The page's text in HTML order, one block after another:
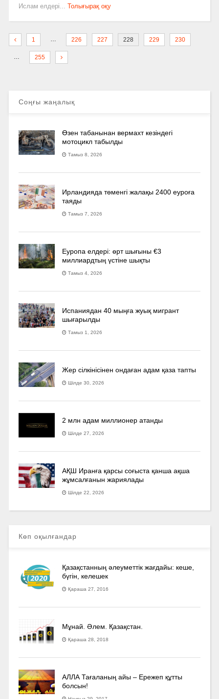
Ислам елдері...
Толығырақ оқу
1 226 227 228 229 230
255
Соңғы жаңалық
Өзен табанынан вермахт кезіндегі
мотоцикл табылды
Тамыз 8, 2026
Ирландияда төменгі жалақы 2400 еуроға
таяды
Тамыз 7, 2026
Еуропа елдері: өрт шығыны €3
миллиардтың үстіне шықты
Тамыз 4, 2026
Испаниядан 40 мыңға жуық мигрант
шығарылды
Тамыз 1, 2026
Жер сілкінісінен ондаған адам қаза тапты
Шілде 30, 2026
2 млн адам миллионер атанды
Шілде 27, 2026
АҚШ Иранға қарсы соғыста қанша ақша
жұмсалғанын жариялады
Шілде 22, 2026
Көп оқылғандар
Қазақстанның әлеуметтік жағдайы: кеше,
бүгін, келешек
Қараша 27, 2016
Мұнай. Әлем. Қазақстан.
Қараша 28, 2018
АЛЛА Тағаланың айы – Ережеп құтты
болсын!